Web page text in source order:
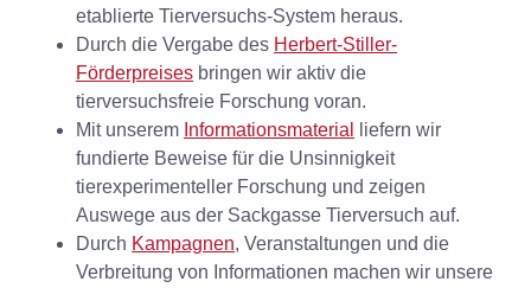
etablierte Tierversuchs-System heraus.
Durch die Vergabe des Herbert-Stiller-
Förderpreises bringen wir aktiv die
tierversuchsfreie Forschung voran.
Mit unserem Informationsmaterial
liefern wir
fundierte Beweise für die Unsinnigkeit
tierexperimenteller Forschung und zeigen
Auswege aus der Sackgasse Tierversuch auf.
Durch Kampagnen, Veranstaltungen und die
Verbreitung von Informationen machen wir unsere